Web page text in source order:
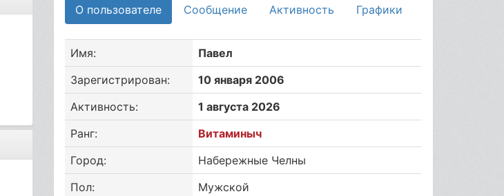
О пользователе Сообщение Активность Графики
Имя:
Павел
Зарегистрирован:
10 января 2006
Активность:
1 августа 2026
Ранг:
Витаминыч
Город:
Набережные Челны
Пол:
Мужской